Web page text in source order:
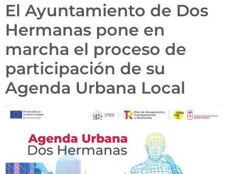
El Ayuntamiento de Dos
Hermanas pone en
marcha el proceso de
participación de su
Agenda Urbana Local